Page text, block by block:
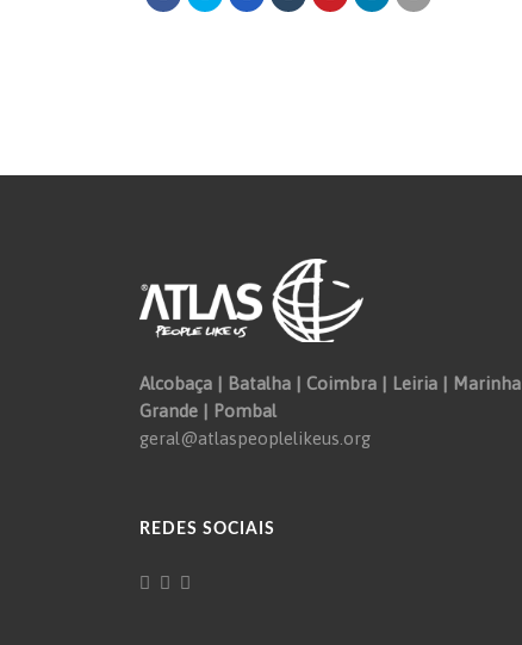
Alcobaça | Batalha | Coimbra | Leiria | Marinha
Grande | Pombal
geral@atlaspeoplelikeus.org
REDES SOCIAIS